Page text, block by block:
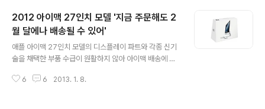
이 있는 엔지니어를 애플 쿠퍼티노 본사에 채용하기 위해
애플 웹사이트에 채용 공고를 게재했다고 7일(현지시간)
전했습니다.애플의 이번 무선 네트워크 엔지니어 채용 공
고는 애플과 브로드컴이 차세대 무선 인터넷 규격인 802.1
1ac 도입을 놓고 협의 중이라는 기사가 보도된지 불과 이
틀만에 올라와 양 기업의 계약 성사 여부와 2013 맥 라인
2012 아이맥 27인치 모델 '지금 주문해도 2
월 달에나 배송될 수 있어'
애플 아이맥 27인치 모델의 디스플레이 파트와 각종 신기
술을 채택한 부품 수급이 원활하지 않아 아이맥 배송에 차
플 스토어의 아이맥 제품 주문 페이지에 27인치 아이맥의
6 6 2013. 1. 8.